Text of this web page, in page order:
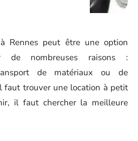
Rennes peut être une option
de nombreuses raisons :
de matériaux ou de
faut trouver une location à petit
il faut chercher la meilleure